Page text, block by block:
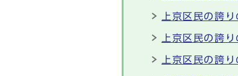
上京区民の誇
上京区民の誇
上京区民の誇